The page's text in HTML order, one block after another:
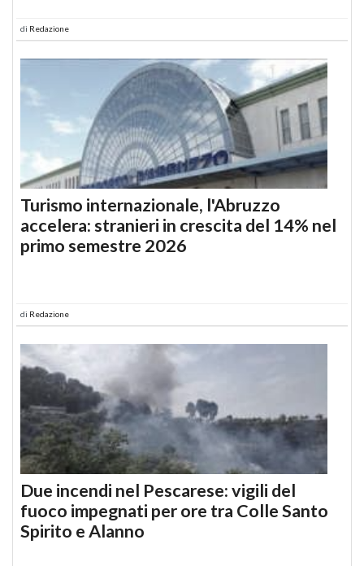
di Redazione
Turismo internazionale, l'Abruzzo
accelera: stranieri in crescita del 14% nel
primo semestre 2026
di Redazione
Due incendi nel Pescarese: vigili del
fuoco impegnati per ore tra Colle Santo
Spirito e Alanno